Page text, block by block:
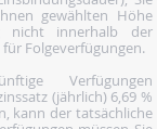
gewählten Höhe
nicht innerhalb der
Folgeverfügungen.
Verfügungen
(jährlich) 6,69 %
kann der tatsächliche